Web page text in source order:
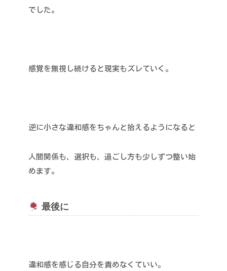
でした。
感覚を無視し続けると現実もズレていく。
逆に小さな違和感をちゃんと拾えるようになると
人間関係も、選択も、過ごし方も少しずつ整い始
めます。
最後に
違和感を感じる自分を責めなくていい。